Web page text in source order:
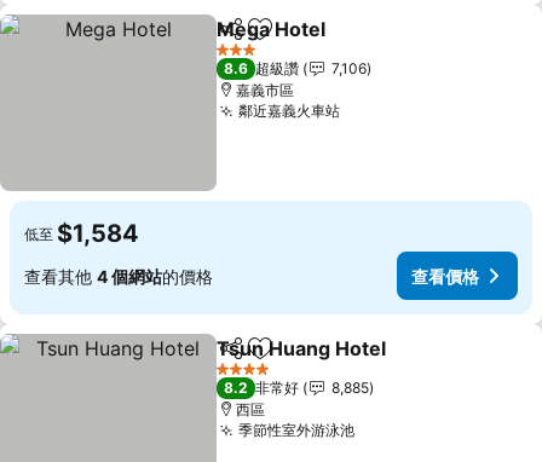
分享 加入我的最愛
Mega Hotel
3 星級
8.6 超級讚
7,106
嘉義市區
鄰近嘉義火車站
低至 $1,584
查看其他 4 個網站的價格 查看價格
分享 加入我的最愛
Tsun Huang Hotel
4 星級
8.2 非常好
8,885
西區
季節性室外游泳池